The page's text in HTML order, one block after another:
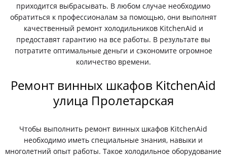
приходится выбрасывать. В любом случае необходимо
обратиться к профессионалам за помощью, они выполнят
качественный ремонт холодильников KitchenAid и
предоставят гарантию на все работы. В результате вы
потратите оптимальные деньги и сэкономите огромное
количество времени.
Ремонт винных шкафов KitchenAid
улица Пролетарская
Чтобы выполнить ремонт винных шкафов KitchenAid
необходимо иметь специальные знания, навыки и
многолетний опыт работы. Такое холодильное оборудование